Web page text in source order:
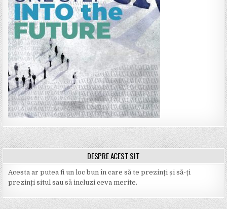
DESPRE ACEST SIT
Acesta ar putea fi un loc bun în care să te prezinți și să-ți
prezinți situl sau să incluzi ceva merite.